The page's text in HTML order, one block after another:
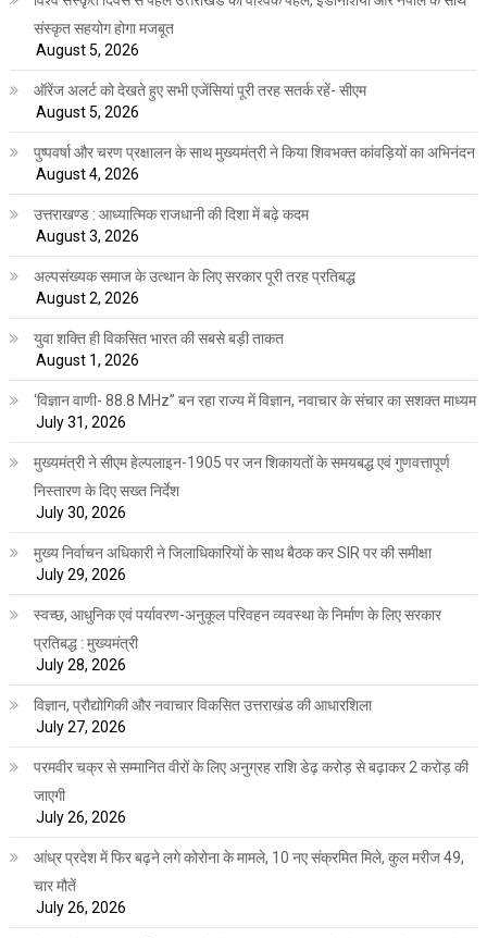
संस्कृत सहयोग होगा मजबूत
August 5, 2026
ऑरेंज अलर्ट को देखते हुए सभी एजेंसियां पूरी तरह सतर्क रहें- सीएम
August 5, 2026
पुष्पवर्षा और चरण प्रक्षालन के साथ मुख्यमंत्री ने किया शिवभक्त कांवड़ियों का अभिनंदन
August 4, 2026
उत्तराखण्ड : आध्यात्मिक राजधानी की दिशा में बढ़े कदम
August 3, 2026
अल्पसंख्यक समाज के उत्थान के लिए सरकार पूरी तरह प्रतिबद्ध
August 2, 2026
युवा शक्ति ही विकसित भारत की सबसे बड़ी ताकत
August 1, 2026
‘विज्ञान वाणी- 88.8 MHz” बन रहा राज्य में विज्ञान, नवाचार के संचार का सशक्त माध्यम
July 31, 2026
मुख्यमंत्री ने सीएम हेल्पलाइन-1905 पर जन शिकायतों के समयबद्ध एवं गुणवत्तापूर्ण
निस्तारण के दिए सख्त निर्देश
July 30, 2026
मुख्य निर्वाचन अधिकारी ने जिलाधिकारियों के साथ बैठक कर SIR पर की समीक्षा
July 29, 2026
स्वच्छ, आधुनिक एवं पर्यावरण-अनुकूल परिवहन व्यवस्था के निर्माण के लिए सरकार
प्रतिबद्ध : मुख्यमंत्री
July 28, 2026
विज्ञान, प्रौद्योगिकी और नवाचार विकसित उत्तराखंड की आधारशिला
July 27, 2026
परमवीर चक्र से सम्मानित वीरों के लिए अनुग्रह राशि डेढ़ करोड़ से बढ़ाकर 2 करोड़ की
जाएगी
July 26, 2026
आंध्र प्रदेश में फिर बढ़ने लगे कोरोना के मामले, 10 नए संक्रमित मिले, कुल मरीज 49,
चार मौतें
July 26, 2026